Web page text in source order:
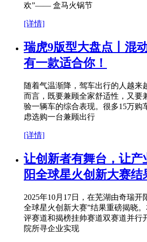
欢”—— 盒马火锅节
[详情]
瑞虎9版型大盘点丨混
有一款适合你！
随着气温渐降，驾车出行的人越来
而言，既要兼顾全家舒适性，又要
验一辆车的综合表现。很多15万购
虑选购一台兼顾出行
[详情]
让创新者有舞台，让产
阳全球星火创新大赛结
2025年10月17日，在芜湖由奇瑞开
全球星火创新大赛”结果重磅揭晓
评赛道和揭榜挂帅赛道双赛道并行
院所寻企业实现